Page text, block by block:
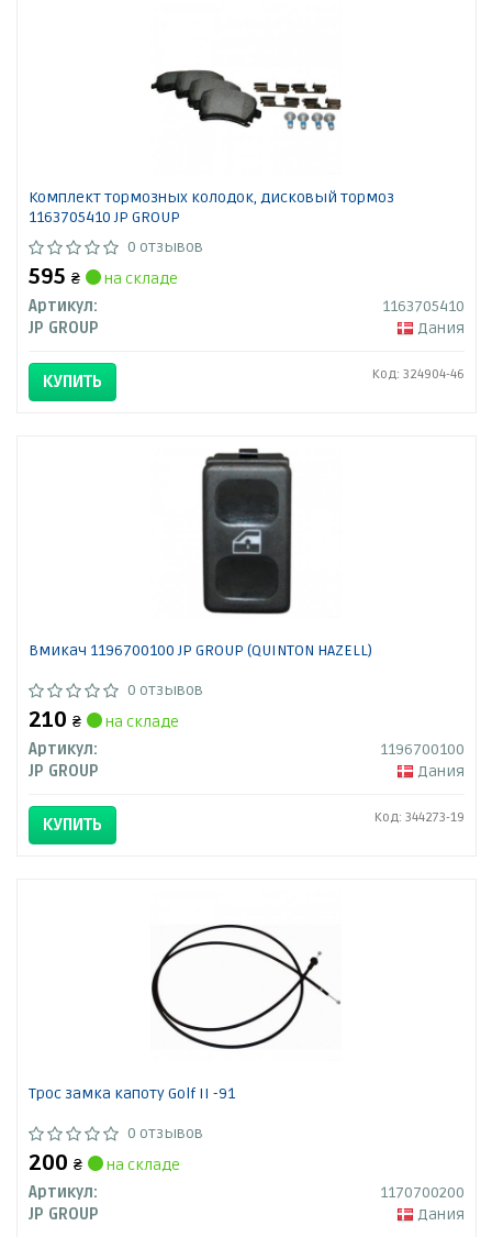
Комплект тормозных колодок, дисковый тормоз
1163705410 JP GROUP
0 отзывов
595 ₴
на складе
Артикул:
1163705410
JP GROUP
Дания
КУПИТЬ Код: 324904-46
Вмикач 1196700100 JP GROUP (QUINTON HAZELL)
0 отзывов
210 ₴
на складе
Артикул:
1196700100
JP GROUP
Дания
КУПИТЬ Код: 344273-19
Трос замка капоту Golf II -91
0 отзывов
200 ₴
на складе
Артикул:
1170700200
JP GROUP
Дания